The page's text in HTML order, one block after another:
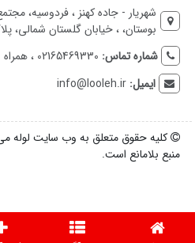
شهریار - جاده کهنز ، فردوسیه،
بوستان، ، خیابان گلستان شمالی، پلاک 7، کدپستی :
شماره تماس: 02165469330 ، همراه : 09120809195
ایمیل:info@looleh.ir
کلیه حقوق متعلق به وب سایت لوله
منبع بلامانع است.